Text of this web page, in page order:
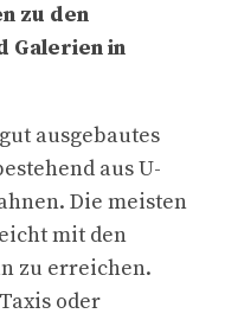
zu den
Galerien in
ausgebautes
aus U-
Die meisten
mit den
zu erreichen.
oder